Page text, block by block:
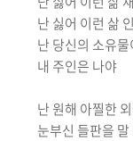
난 싫어 이런 삶
난 당신의 소유
내 주인은 나야
난 원해 아찔한
눈부신 들판을